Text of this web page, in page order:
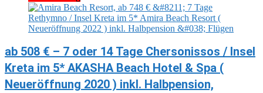
ab 508 € – 7 oder 14 Tage Chersonissos / Insel
Kreta im 5* AKASHA Beach Hotel & Spa (
Neueröffnung 2020 ) inkl. Halbpension,